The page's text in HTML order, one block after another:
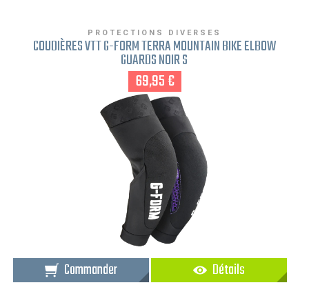
PROTECTIONS DIVERSES
COUDIÈRES VTT G-FORM TERRA MOUNTAIN BIKE ELBOW
GUARDS NOIR S
69,95 €
Commander Détails